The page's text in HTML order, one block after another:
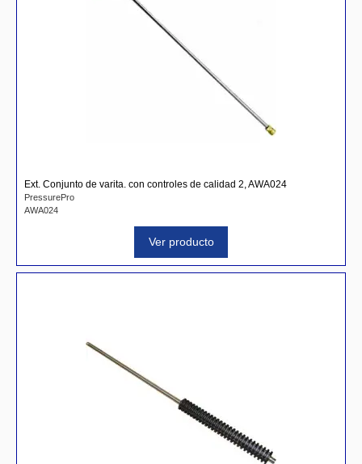
Ext. Conjunto de varita. con controles de calidad 2, AWA024
PressurePro
AWA024
Ver producto